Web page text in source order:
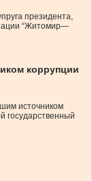
президента,
“Житомир—
коррупции
источником
государственный